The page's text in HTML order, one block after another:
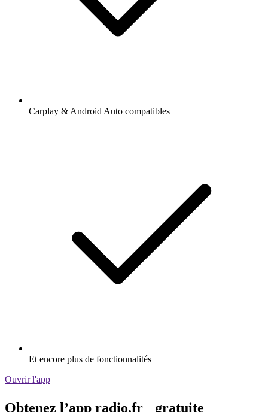
Carplay & Android Auto compatibles
Et encore plus de fonctionnalités
Ouvrir l'app
Obtenez l’app radio.fr gratuite